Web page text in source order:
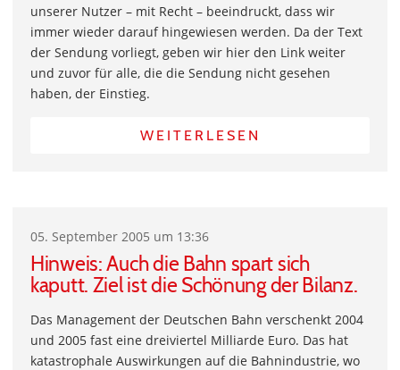
unserer Nutzer – mit Recht – beeindruckt, dass wir
immer wieder darauf hingewiesen werden. Da der Text
der Sendung vorliegt, geben wir hier den Link weiter
und zuvor für alle, die die Sendung nicht gesehen
haben, der Einstieg.
WEITERLESEN
05. September 2005 um 13:36
Hinweis: Auch die Bahn spart sich
kaputt. Ziel ist die Schönung der Bilanz.
Das Management der Deutschen Bahn verschenkt 2004
und 2005 fast eine dreiviertel Milliarde Euro. Das hat
katastrophale Auswirkungen auf die Bahnindustrie, wo